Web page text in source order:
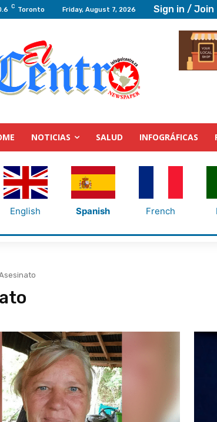
C Toronto Friday, August 7, 2026 Sign in / Join
NOTICIAS SALUD INFOGRÁFICAS
English Spanish French